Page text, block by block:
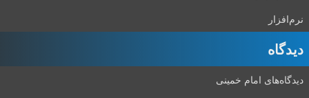
نرم‌افزار
دیدگاه‌
دیدگاه‌های امام خمینی